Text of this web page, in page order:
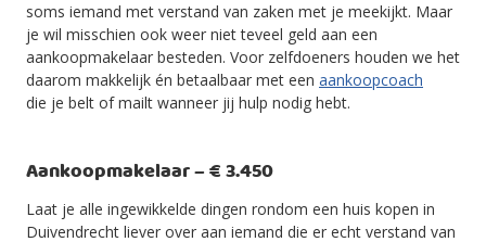
soms iemand met verstand van zaken met je meekijkt. Maar
je wil misschien ook weer niet teveel geld aan een
aankoopmakelaar besteden. Voor zelfdoeners houden we het
daarom makkelijk én betaalbaar met een aankoopcoach
die je belt of mailt wanneer jij hulp nodig hebt.
Aankoopmakelaar – € 3.450
Laat je alle ingewikkelde dingen rondom een huis kopen in
Duivendrecht liever over aan iemand die er echt verstand van